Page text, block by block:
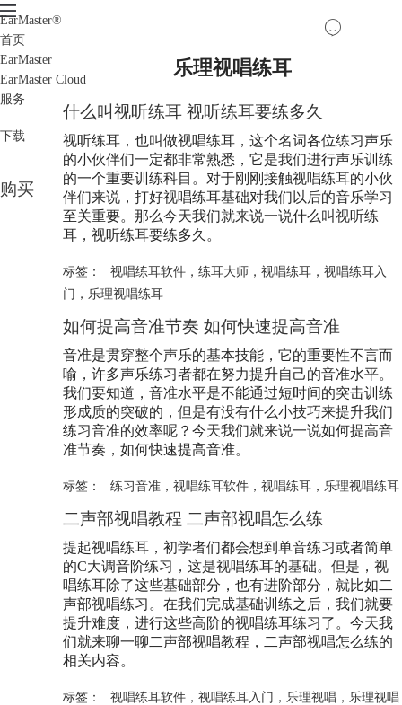
EarMaster®
首页
EarMaster
EarMaster Cloud
服务
下载
购买
乐理视唱练耳
什么叫视听练耳 视听练耳要练多久
视听练耳，也叫做视唱练耳，这个名词各位练习声乐
的小伙伴们一定都非常熟悉，它是我们进行声乐训练
的一个重要训练科目。对于刚刚接触视唱练耳的小伙
伴们来说，打好视唱练耳基础对我们以后的音乐学习
至关重要。那么今天我们就来说一说什么叫视听练
耳，视听练耳要练多久。
标签： 视唱练耳软件， 练耳大师， 视唱练耳， 视唱练耳入
门 ， 乐理视唱练耳
如何提高音准节奏 如何快速提高音准
音准是贯穿整个声乐的基本技能，它的重要性不言而
喻，许多声乐练习者都在努力提升自己的音准水平。
我们要知道，音准水平是不能通过短时间的突击训练
形成质的突破的，但是有没有什么小技巧来提升我们
练习音准的效率呢？今天我们就来说一说如何提高音
准节奏，如何快速提高音准。
标签： 练习音准， 视唱练耳软件， 视唱练耳， 乐理视唱练耳
二声部视唱教程 二声部视唱怎么练
提起视唱练耳，初学者们都会想到单音练习或者简单
的C大调音阶练习，这是视唱练耳的基础。但是，视
唱练耳除了这些基础部分，也有进阶部分，就比如二
声部视唱练习。在我们完成基础训练之后，我们就要
提升难度，进行这些高阶的视唱练耳练习了。今天我
们就来聊一聊二声部视唱教程，二声部视唱怎么练的
相关内容。
标签： 视唱练耳软件， 视唱练耳入门 ， 乐理视唱， 乐理视唱